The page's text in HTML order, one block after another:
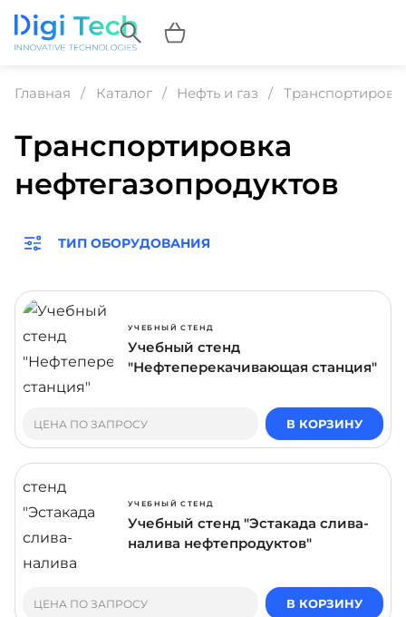
Главная Каталог Нефть и газ
Транспортировка
нефтегазопродуктов
ТИП ОБОРУДОВАНИЯ
УЧЕБНЫЙ СТЕНД
Учебный стенд
"Нефтеперекачивающая станция"
ЦЕНА ПО ЗАПРОСУ В КОРЗИНУ
УЧЕБНЫЙ СТЕНД
Учебный стенд "Эстакада слива-
налива нефтепродуктов"
ЦЕНА ПО ЗАПРОСУ В КОРЗИНУ